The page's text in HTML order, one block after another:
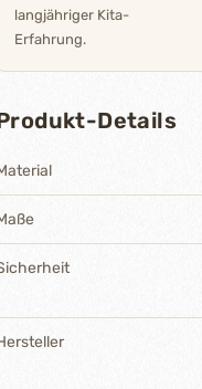
langjähriger Kita-
Erfahrung.
Details